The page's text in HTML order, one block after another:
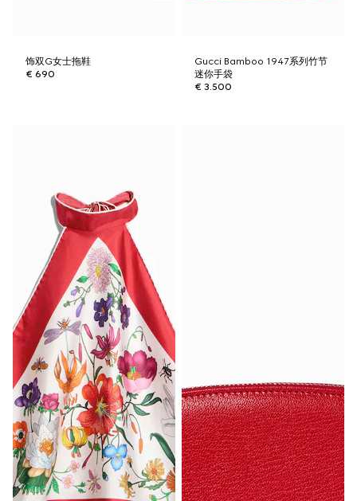
饰双G女士拖鞋
€ 690
Gucci Bamboo 1947系列竹节
迷你手袋
€ 3.500